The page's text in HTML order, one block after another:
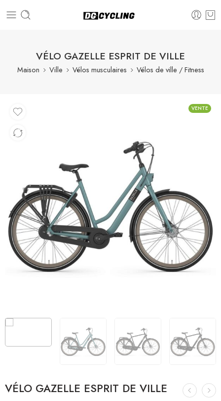
VÉLO GAZELLE ESPRIT DE VILLE
Maison Ville Vélos musculaires Vélos de ville / Fitness
VENTE
VÉLO GAZELLE ESPRIT DE VILLE